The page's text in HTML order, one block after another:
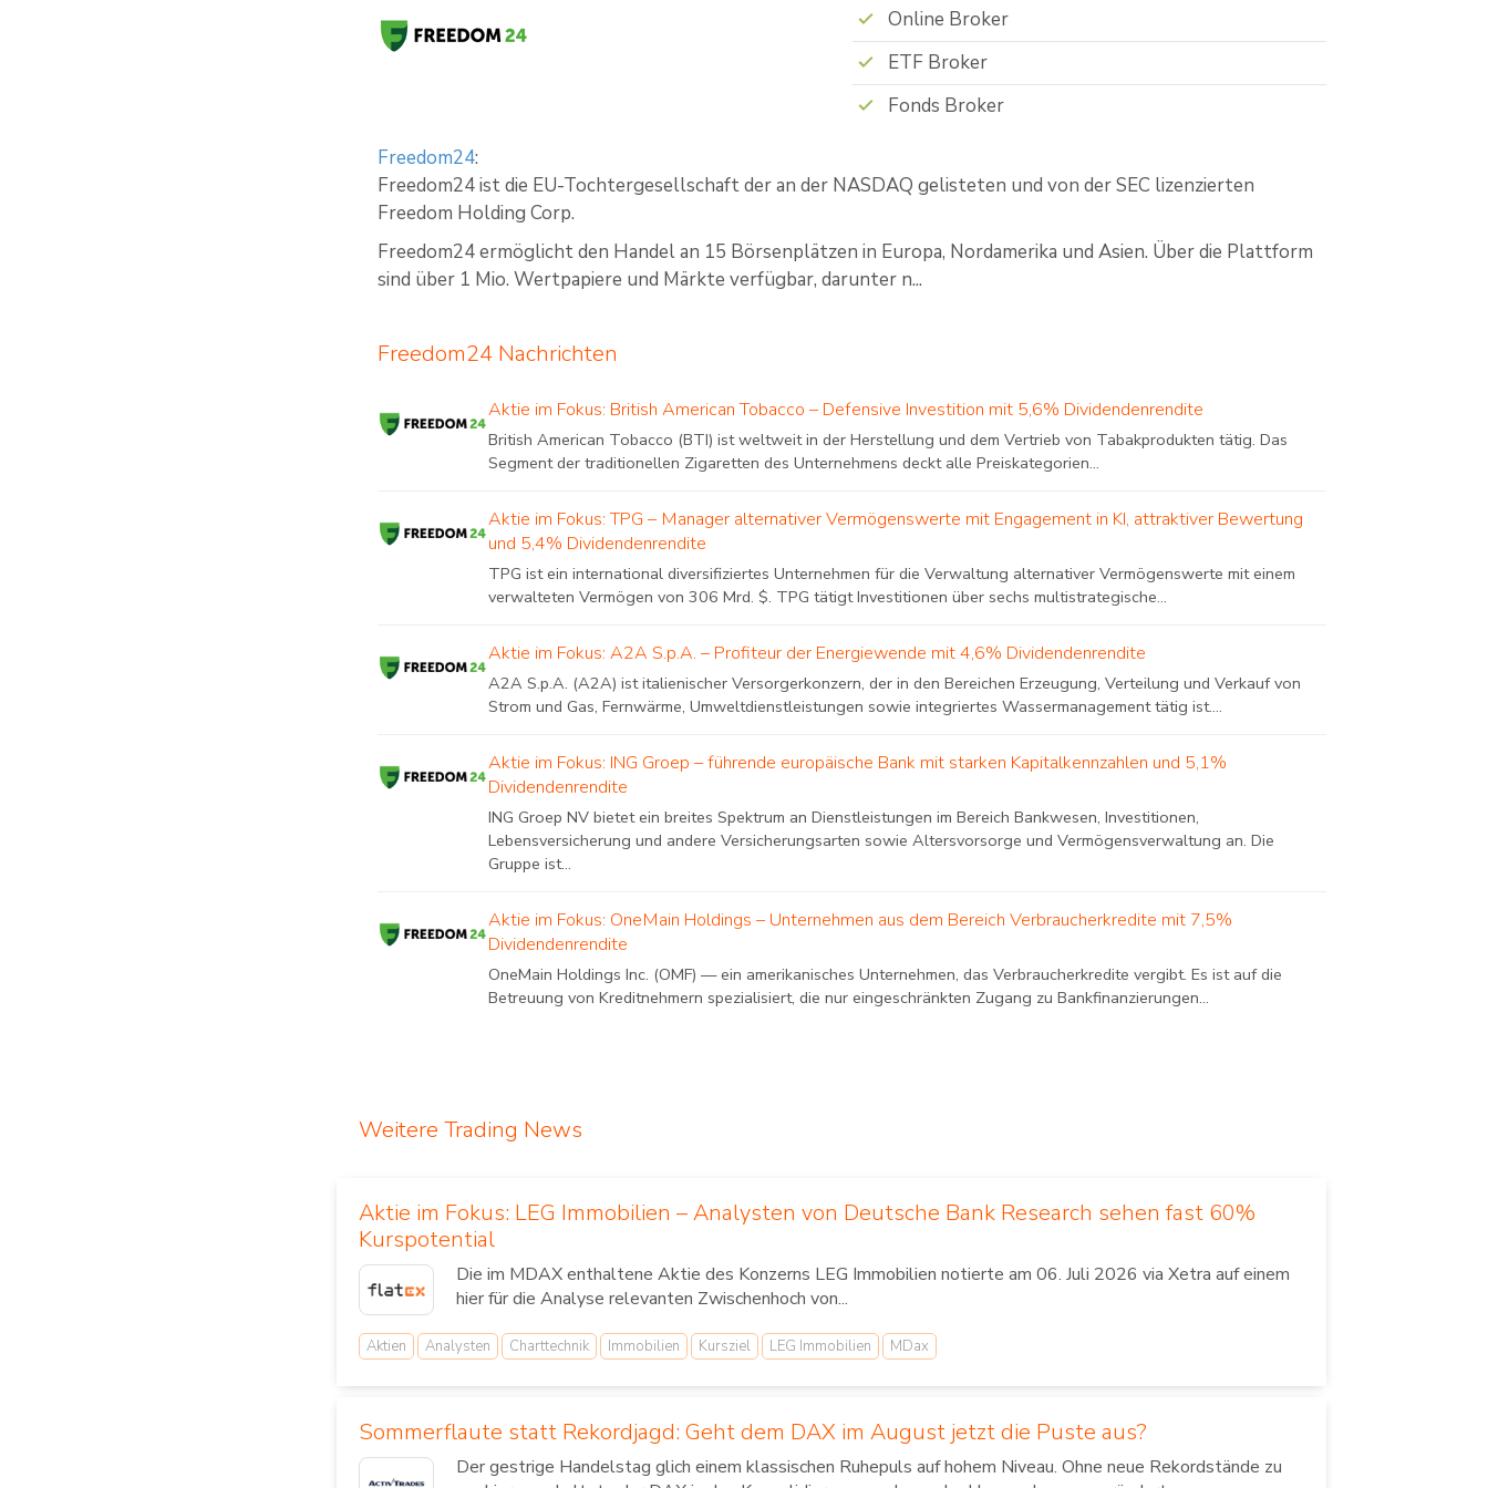
Online Broker
ETF Broker
Fonds Broker
Freedom24:
Freedom24 ist die EU-Tochtergesellschaft der an der NASDAQ gelisteten und von der SEC lizenzierten
Freedom Holding Corp.
Freedom24 ermöglicht den Handel an 15 Börsenplätzen in Europa, Nordamerika und Asien. Über die Plattform
sind über 1 Mio. Wertpapiere und Märkte verfügbar, darunter n...
Freedom24 Nachrichten
Aktie im Fokus: British American Tobacco – Defensive Investition mit 5,6% Dividendenrendite
British American Tobacco (BTI) ist weltweit in der Herstellung und dem Vertrieb von Tabakprodukten tätig. Das
Segment der traditionellen Zigaretten des Unternehmens deckt alle Preiskategorien...
Aktie im Fokus: TPG – Manager alternativer Vermögenswerte mit Engagement in KI, attraktiver Bewertung
und 5,4% Dividendenrendite
TPG ist ein international diversifiziertes Unternehmen für die Verwaltung alternativer Vermögenswerte mit einem
verwalteten Vermögen von 306 Mrd. $. TPG tätigt Investitionen über sechs multistrategische...
Aktie im Fokus: A2A S.p.A. – Profiteur der Energiewende mit 4,6% Dividendenrendite
A2A S.p.A. (A2A) ist italienischer Versorgerkonzern, der in den Bereichen Erzeugung, Verteilung und Verkauf von
Strom und Gas, Fernwärme, Umweltdienstleistungen sowie integriertes Wassermanagement tätig ist....
Aktie im Fokus: ING Groep – führende europäische Bank mit starken Kapitalkennzahlen und 5,1%
Dividendenrendite
ING Groep NV bietet ein breites Spektrum an Dienstleistungen im Bereich Bankwesen, Investitionen,
Lebensversicherung und andere Versicherungsarten sowie Altersvorsorge und Vermögensverwaltung an. Die
Gruppe ist...
Aktie im Fokus: OneMain Holdings – Unternehmen aus dem Bereich Verbraucherkredite mit 7,5%
Dividendenrendite
OneMain Holdings Inc. (OMF) — ein amerikanisches Unternehmen, das Verbraucherkredite vergibt. Es ist auf die
Betreuung von Kreditnehmern spezialisiert, die nur eingeschränkten Zugang zu Bankfinanzierungen...
Weitere Trading News
Aktie im Fokus: LEG Immobilien – Analysten von Deutsche Bank Research sehen fast 60%
Kurspotential
Die im MDAX enthaltene Aktie des Konzerns LEG Immobilien notierte am 06. Juli 2026 via Xetra auf einem
hier für die Analyse relevanten Zwischenhoch von...
Aktien Analysten Charttechnik Immobilien Kursziel LEG Immobilien MDax
Sommerflaute statt Rekordjagd: Geht dem DAX im August jetzt die Puste aus?
Der gestrige Handelstag glich einem klassischen Ruhepuls auf hohem Niveau. Ohne neue Rekordstände zu